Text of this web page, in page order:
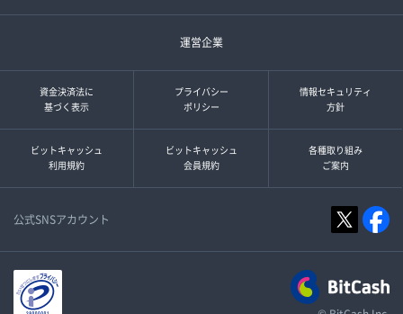
運営企業
資金決済法に
基づく表示
プライバシー
ポリシー
情報セキュリティ
方針
ビットキャッシュ
利用規約
ビットキャッシュ
会員規約
各種取り組み
ご案内
公式SNSアカウント